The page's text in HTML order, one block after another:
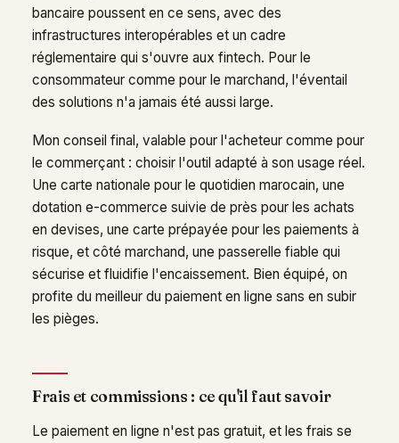
bancaire poussent en ce sens, avec des
infrastructures interopérables et un cadre
réglementaire qui s'ouvre aux fintech. Pour le
consommateur comme pour le marchand, l'éventail
des solutions n'a jamais été aussi large.
Mon conseil final, valable pour l'acheteur comme pour
le commerçant : choisir l'outil adapté à son usage réel.
Une carte nationale pour le quotidien marocain, une
dotation e-commerce suivie de près pour les achats
en devises, une carte prépayée pour les paiements à
risque, et côté marchand, une passerelle fiable qui
sécurise et fluidifie l'encaissement. Bien équipé, on
profite du meilleur du paiement en ligne sans en subir
les pièges.
Frais et commissions : ce qu'il faut savoir
Le paiement en ligne n'est pas gratuit, et les frais se